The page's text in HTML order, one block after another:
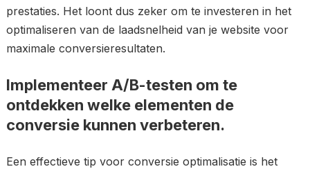
prestaties. Het loont dus zeker om te investeren in het
optimaliseren van de laadsnelheid van je website voor
maximale conversieresultaten.
Implementeer A/B-testen om te
ontdekken welke elementen de
conversie kunnen verbeteren.
Een effectieve tip voor conversie optimalisatie is het